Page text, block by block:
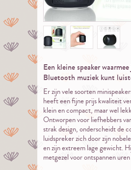
Een kleine speaker
Bluetooth muziek kunt
Er zijn vele soorten
heeft een fijne prijs kwaliteit
klein en compact, maar wel
Ontworpen voor liefhebbers
strak design, onderscheidt de
luidspreker zich door zijn
en zijn extreem lage gewicht.
metgezel voor ontspannen